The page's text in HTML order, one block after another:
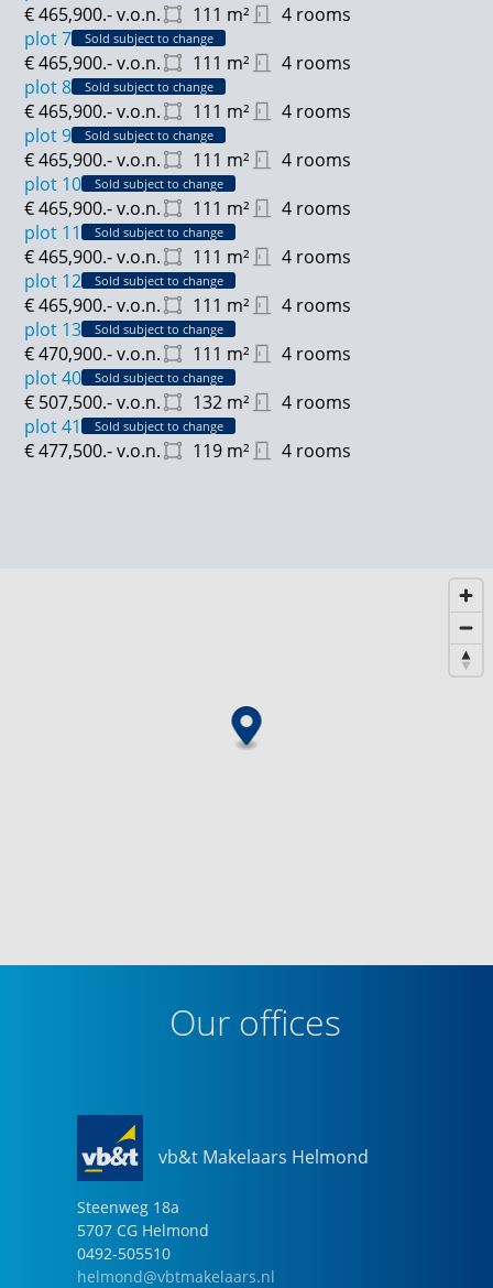
111 m² 4 rooms
€ 465,900.-v.o.n.
plot 7
Sold subject to change
111 m² 4 rooms
€ 465,900.-v.o.n.
plot 8
Sold subject to change
111 m² 4 rooms
€ 465,900.-v.o.n.
plot 9
Sold subject to change
111 m² 4 rooms
€ 465,900.-v.o.n.
plot 10
Sold subject to change
111 m² 4 rooms
€ 465,900.-v.o.n.
plot 11
Sold subject to change
111 m² 4 rooms
€ 465,900.-v.o.n.
plot 12
Sold subject to change
111 m² 4 rooms
€ 465,900.-v.o.n.
plot 13
Sold subject to change
111 m² 4 rooms
€ 470,900.-v.o.n.
plot 40
Sold subject to change
132 m² 4 rooms
€ 507,500.-v.o.n.
plot 41
Sold subject to change
119 m² 4 rooms
€ 477,500.-v.o.n.
Our offices
vb&t Makelaars Helmond
Steenweg 18a
5707 CG Helmond
0492-505510
helmond@vbtmakelaars.nl